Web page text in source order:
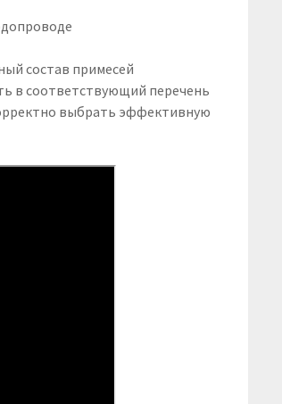
состав примесей
в соответствующий перечень
выбрать эффективную